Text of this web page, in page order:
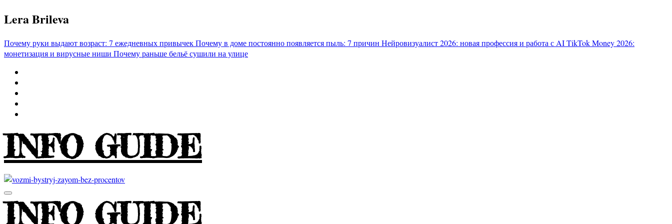
Перейти
к
Lera Brileva
Почему руки выдают возраст: 7 ежедневных привычекПочему в доме постоянно появляется пыль: 7 причин Нейровизуалист 2026: новая профессия и работа с AITikTok Money 2026:
монетизация и вирусные ниши Почему раньше бельё сушили на улице
INFO GUIDE
INFO GUIDE